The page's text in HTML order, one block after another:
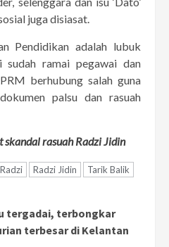
juga disiasat.
Pendidikan adalah lubuk
ramai pegawai dan
berhubung salah guna
palsu dan rasuah
skandal rasuah Radzi Jidin
Radzi Jidin Tarik Balik
tergadai, terbongkar
terbesar di Kelantan